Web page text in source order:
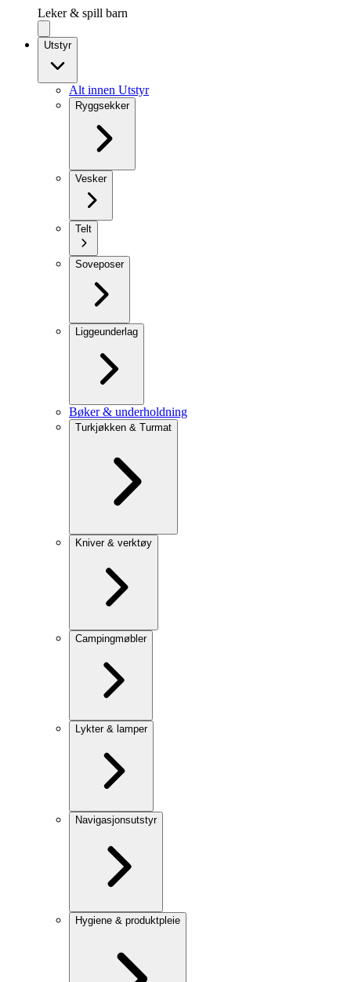
Leker & spill barn
Utstyr
Alt innen Utstyr
Ryggsekker
Vesker
Telt
Soveposer
Liggeunderlag
Bøker & underholdning
Turkjøkken & Turmat
Kniver & verktøy
Campingmøbler
Lykter & lamper
Navigasjonsutstyr
Hygiene & produktpleie